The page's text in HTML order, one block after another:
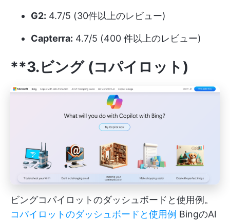
G2: 4.7/5 (30件以上のレビュー)
Capterra: 4.7/5 (400 件以上のレビュー)
**3.ビング (コパイロット)
ビングコパイロットのダッシュボードと使用例。
コパイロットのダッシュボードと使用例 BingのAI